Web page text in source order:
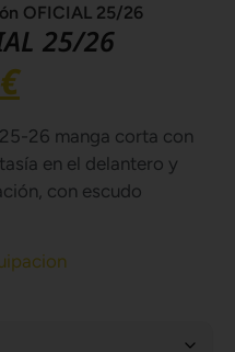
OFICIAL 25/26
25/26
€
26 manga corta con
en el delantero y
con escudo